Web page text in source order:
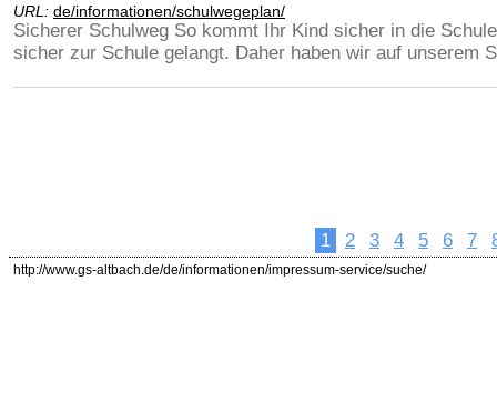
URL: de/informationen/schulwegeplan/
Sicherer Schulweg So kommt Ihr Kind sicher in die
sicher zur Schule gelangt. Daher haben wir auf unserem
1 2 3 4 5 6 7
http://www.gs-altbach.de/de/informationen/impressum-service/suche/